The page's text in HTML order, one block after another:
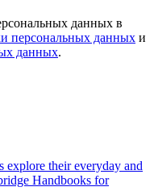
данных в
персональных данных и
данных.